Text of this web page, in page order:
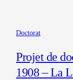
Doctorat
Projet de
1908 – La